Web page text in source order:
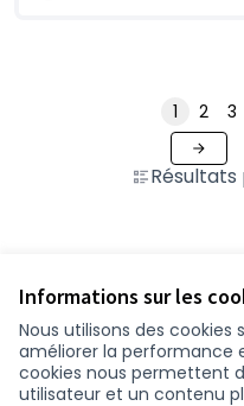
Informations sur les
Nous utilisons des cookies
améliorer la performance
cookies nous permettent
utilisateur et un contenu
1 2 3
Conditions d'utilisation
Paramètres des cookies
participer.loire-
participer.loire-
participer.loire-